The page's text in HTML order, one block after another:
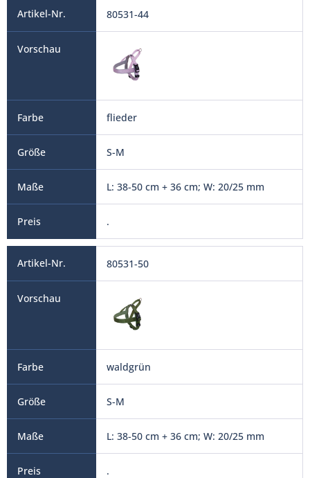
80531-44
flieder
S-M
L: 38-50 cm + 36 cm; W: 20/25 mm
.
80531-50
waldgrün
S-M
L: 38-50 cm + 36 cm; W: 20/25 mm
.